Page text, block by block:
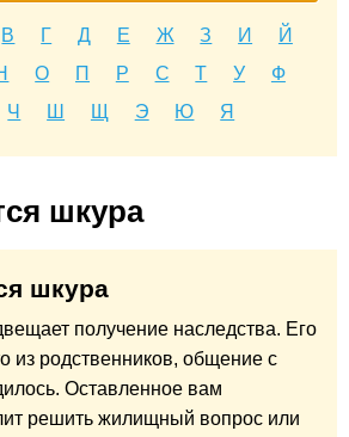
В Г Д Е Ж З И
Й
О П Р С Т У
Ф
Ч Ш Щ Э Ю Я
шкура
шкура
получение наследства. Его
из родственников, общение с
Оставленное вам
решить жилищный вопрос или